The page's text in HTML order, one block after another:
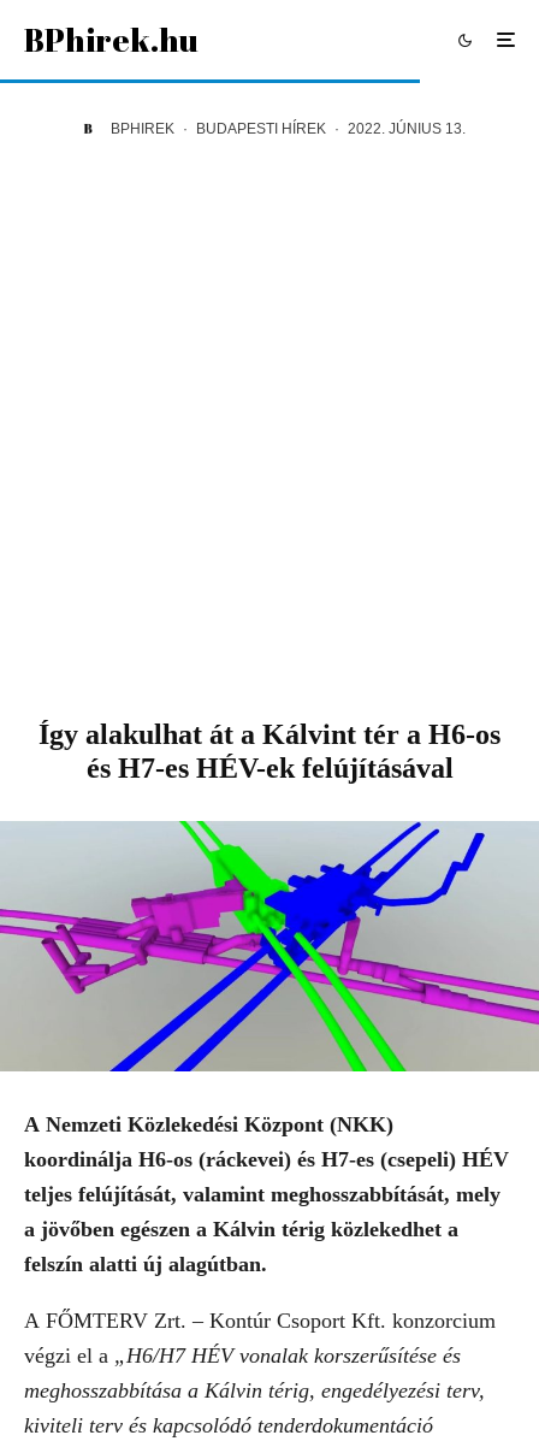
BPhirek.hu
BPHIREK · BUDAPESTI HÍREK · 2022. JÚNIUS 13.
Így alakulhat át a Kálvint tér a H6-os
és H7-es HÉV-ek felújításával
A Nemzeti Közlekedési Központ (NKK)
koordinálja H6-os (ráckevei) és H7-es (csepeli) HÉV
teljes felújítását, valamint meghosszabbítását, mely
a jövőben egészen a Kálvin térig közlekedhet a
felszín alatti új alagútban.
A FŐMTERV Zrt. – Kontúr Csoport Kft. konzorcium
végzi el a „H6/H7 HÉV vonalak korszerűsítése és
meghosszabbítása a Kálvin térig, engedélyezési terv,
kiviteli terv és kapcsolódó tenderdokumentáció